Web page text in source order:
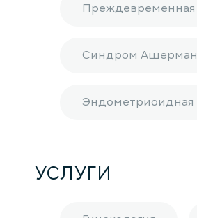
Преждевременная
Синдром
Эндометриоидная
УСЛУГИ